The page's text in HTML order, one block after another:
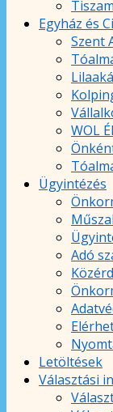
Egyház és
Szent
WOL
Ügyintézés
Adó
Letöltések
Választási